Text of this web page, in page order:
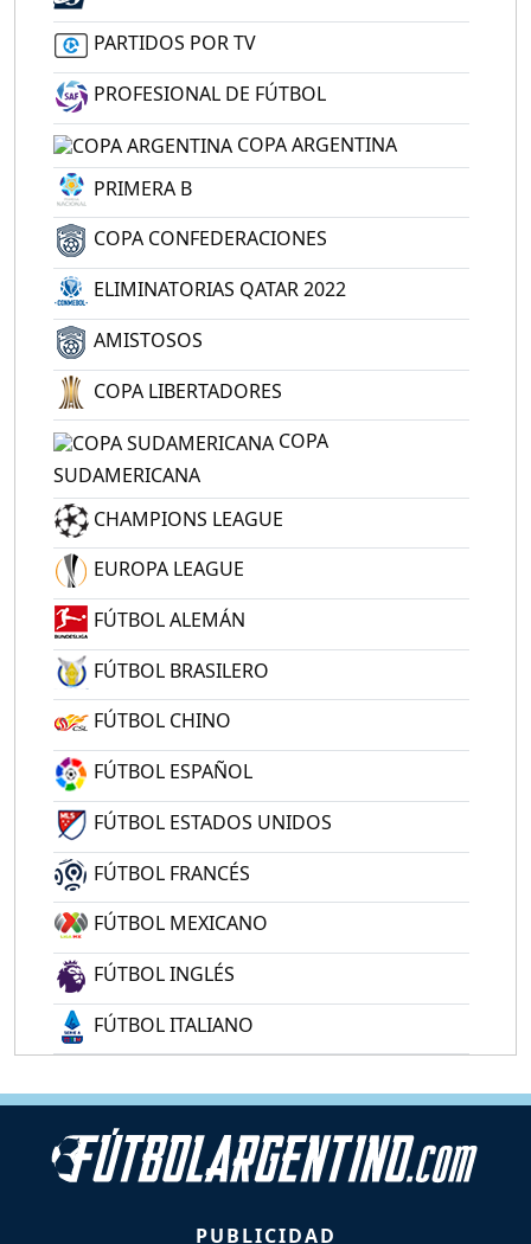
PARTIDOS POR TV
PROFESIONAL DE FÚTBOL
COPA ARGENTINA
PRIMERA B
COPA CONFEDERACIONES
ELIMINATORIAS QATAR 2022
AMISTOSOS
COPA LIBERTADORES
COPA
SUDAMERICANA
CHAMPIONS LEAGUE
EUROPA LEAGUE
FÚTBOL ALEMÁN
FÚTBOL BRASILERO
FÚTBOL CHINO
FÚTBOL ESPAÑOL
FÚTBOL ESTADOS UNIDOS
FÚTBOL FRANCÉS
FÚTBOL MEXICANO
FÚTBOL INGLÉS
FÚTBOL ITALIANO
PUBLICIDAD